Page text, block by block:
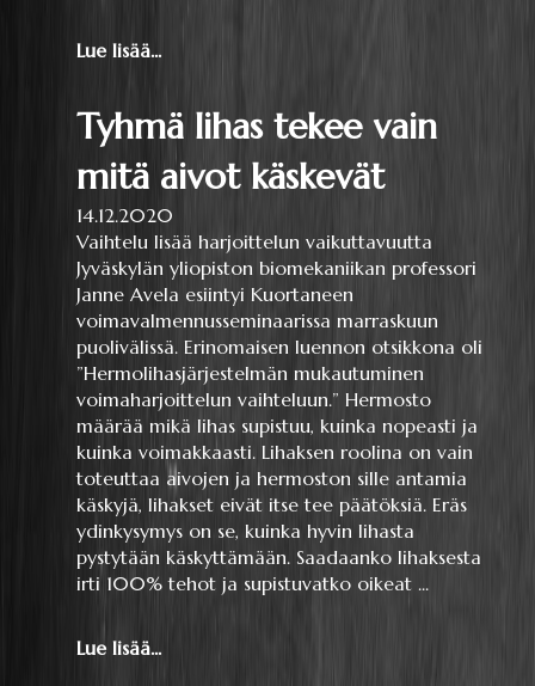
Lue lisää...
Tyhmä lihas tekee vain
mitä aivot käskevät
14.12.2020
Vaihtelu lisää harjoittelun vaikuttavuutta
Jyväskylän yliopiston biomekaniikan professori
Janne Avela esiintyi Kuortaneen
voimavalmennusseminaarissa marraskuun
puolivälissä. Erinomaisen luennon otsikkona oli
”Hermolihasjärjestelmän mukautuminen
voimaharjoittelun vaihteluun.” Hermosto
määrää mikä lihas supistuu, kuinka nopeasti ja
kuinka voimakkaasti. Lihaksen roolina on vain
toteuttaa aivojen ja hermoston sille antamia
käskyjä, lihakset eivät itse tee päätöksiä. Eräs
ydinkysymys on se, kuinka hyvin lihasta
pystytään käskyttämään. Saadaanko lihaksesta
irti 100% tehot ja supistuvatko oikeat ...
Lue lisää...